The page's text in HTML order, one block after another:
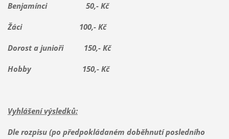
Benjamínci 50,- Kč
Žáci 100,- Kč
Dorost a junioři 150,- Kč
Hobby 150,- Kč
Vyhlášení výsledků:
Dle rozpisu (po předpokládaném doběhnutí posledního